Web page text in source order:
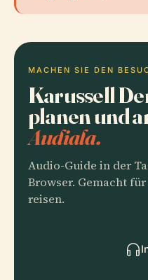
MACHEN SIE DEN
Karussell
planen und
Audiala.
Audio-Guide in der
Browser. Gemacht
reisen.